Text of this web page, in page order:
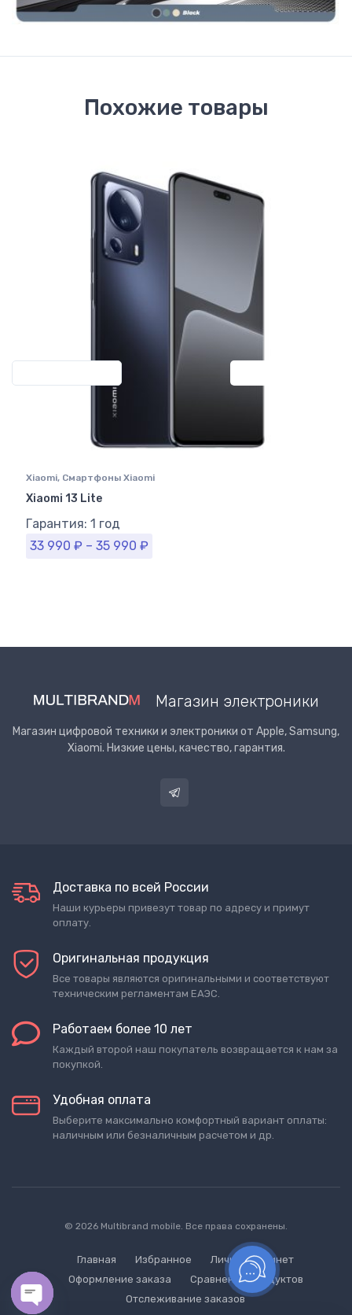
Похожие товары
Xiaomi, Смартфоны Xiaomi
Xiaomi 13 Lite
Гарантия: 1 год
33 990 ₽ – 35 990 ₽
Магазин электроники
Магазин цифровой техники и электроники от Apple, Samsung,
Xiaomi. Низкие цены, качество, гарантия.
Доставка по всей России
Наши курьеры привезут товар по адресу и примут
оплату.
Оригинальная продукция
Все товары являются оригинальными и соответствуют
техническим регламентам ЕАЭС.
Работаем более 10 лет
Каждый второй наш покупатель возвращается к нам за
покупкой.
Удобная оплата
Выберите максимально комфортный вариант оплаты:
наличным или безналичным расчетом и др.
© 2026 Multibrand mobile. Все права сохранены.
Главная Избранное
Личный кабинет
Оформление заказа
Сравнение продуктов
Отслеживание заказов